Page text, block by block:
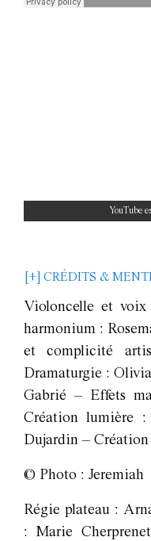
YouTube
[+] CRÉDITS &
Violoncelle et
harmonium :
et complicité
Dramaturgie :
Gabrié – Effets
Création lumière
Dujardin –
© Photo : Jeremiah
Régie plateau :
: Marie